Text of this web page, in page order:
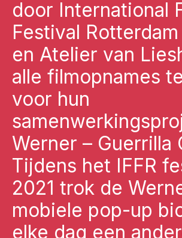
door International
Festival Rotterdam
en Atelier van
alle filmopnames
voor hun
Werner – Guerrilla
Tijdens het IFFR
2021 trok de
mobiele pop-up
elke dag een